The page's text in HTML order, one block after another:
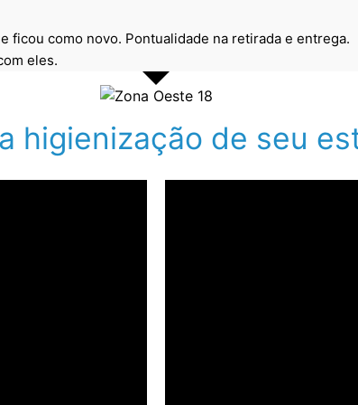
ficou como novo. Pontualidade na retirada e entrega.
eles.
higienização de seu